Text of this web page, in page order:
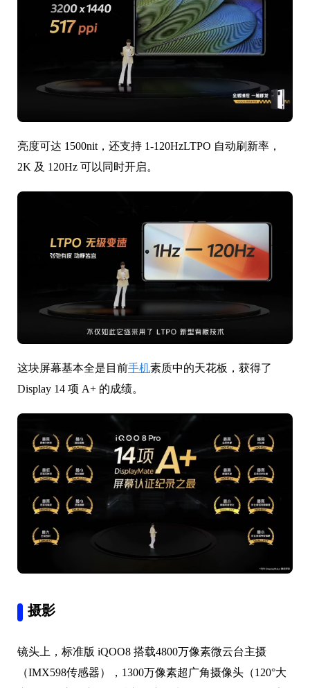
亮度可达 1500nit，还支持 1-120HzLTPO 自动刷新率，
2K 及 120Hz 可以同时开启。
这块屏幕基本全是目前手机素质中的天花板，获得了
Display 14 项 A+ 的成绩。
摄影
镜头上，标准版 iQOO8 搭载4800万像素微云台主摄
（IMX598传感器），1300万像素超广角摄像头（120°大